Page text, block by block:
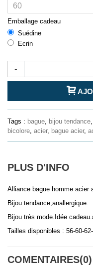
Emballage cadeau
Suédine
Ecrin
-
Tags : bague, bijou tendance,
bicolore, acier, bague acier,
PLUS D'INFO
Alliance bague homme acier
Bijou tendance,anallergique.
Bijou très mode.Idée
Tailles disponibles : 56-60-
COMENTAIRES(0)